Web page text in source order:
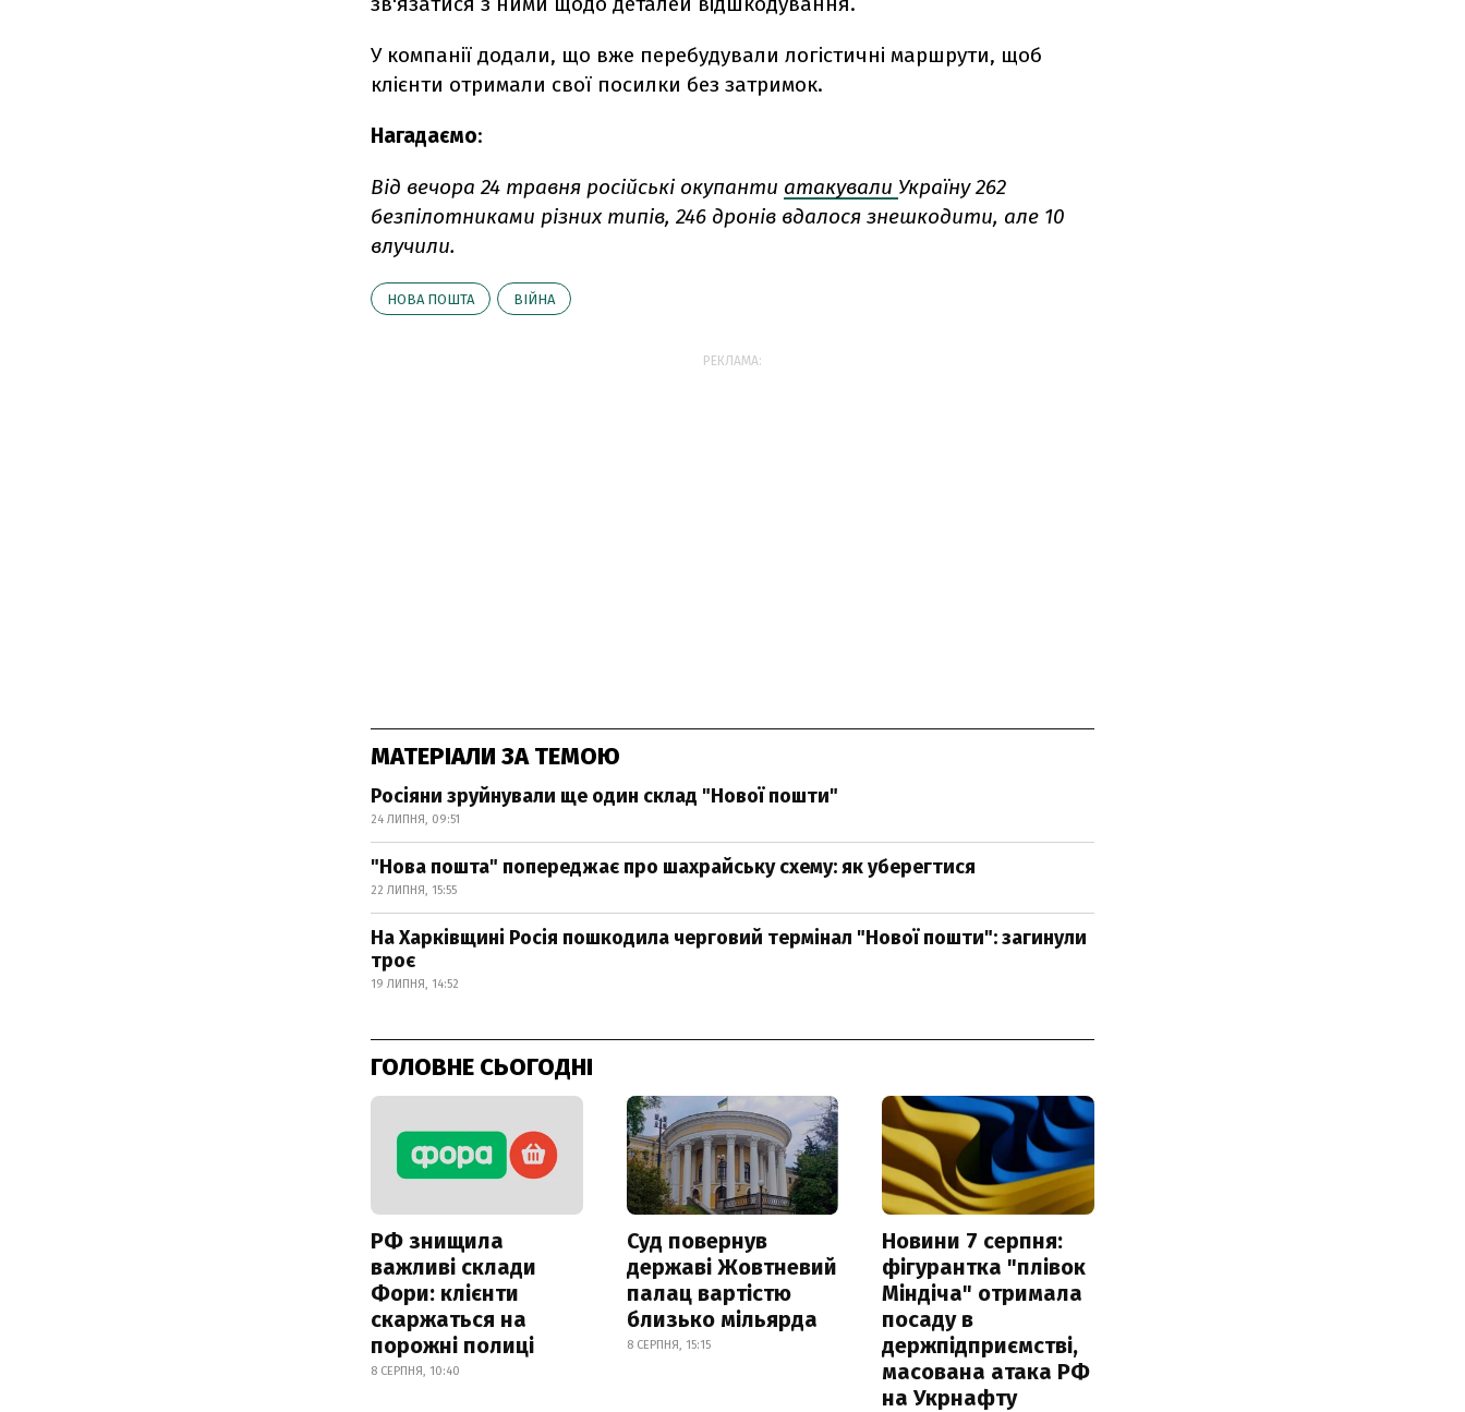
У компанії додали, що вже перебудували логістичні маршрути, щоб
клієнти отримали свої посилки без затримок.
Нагадаємо:
Від вечора 24 травня російські окупанти атакували Україну 262
безпілотниками різних типів, 246 дронів вдалося знешкодити, але 10
влучили.
НОВА ПОШТА ВІЙНА
РЕКЛАМА:
МАТЕРІАЛИ ЗА ТЕМОЮ
Росіяни зруйнували ще один склад "Нової пошти"
24 ЛИПНЯ, 09:51
"Нова пошта" попереджає про шахрайську схему: як уберегтися
22 ЛИПНЯ, 15:55
На Харківщині Росія пошкодила черговий термінал "Нової пошти": загинули
троє
19 ЛИПНЯ, 14:52
ГОЛОВНЕ СЬОГОДНІ
РФ знищила
важливі склади
Фори: клієнти
скаржаться на
порожні полиці
8 СЕРПНЯ, 10:40
Суд повернув
державі Жовтневий
палац вартістю
близько мільярда
8 СЕРПНЯ, 15:15
Новини 7 серпня:
фігурантка "плівок
Міндіча" отримала
посаду в
держпідприємстві,
масована атака РФ
на Укрнафту